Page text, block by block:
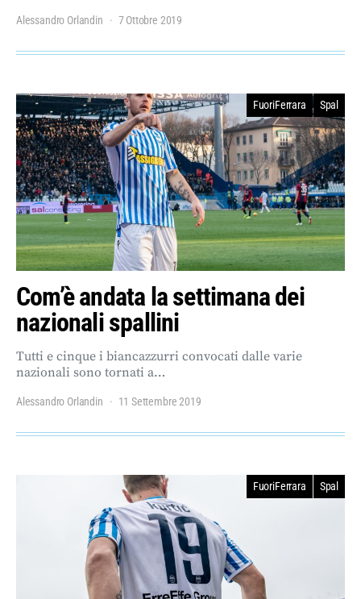
Alessandro Orlandin 7 Ottobre 2019
FuoriFerrara Spal
Com’è andata la settimana dei
nazionali spallini
Tutti e cinque i biancazzurri convocati dalle varie
nazionali sono tornati a…
Alessandro Orlandin 11 Settembre 2019
FuoriFerrara Spal